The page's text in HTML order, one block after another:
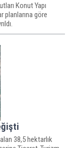
Konut Yapı
planlarına göre
38,5 hektarlık